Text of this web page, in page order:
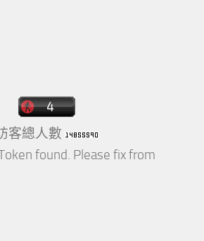
客總人數
found. Please fix from